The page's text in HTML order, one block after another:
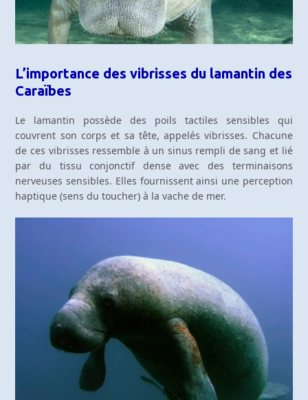
L’importance des vibrisses du lamantin des
Caraïbes
Le lamantin possède des poils tactiles sensibles qui
couvrent son corps et sa tête, appelés vibrisses. Chacune
de ces vibrisses ressemble à un sinus rempli de sang et lié
par du tissu conjonctif dense avec des terminaisons
nerveuses sensibles. Elles fournissent ainsi une perception
haptique (sens du toucher) à la vache de mer.